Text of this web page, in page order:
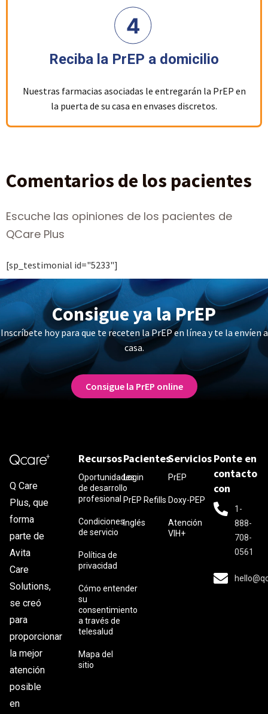
Reciba la PrEP a domicilio
Nuestras farmacias asociadas le entregarán la PrEP en
la puerta de su casa en envases discretos.
Comentarios de los pacientes
Escuche las opiniones de los pacientes de
QCare Plus
[sp_testimonial id="5233"]
Consigue ya la PrEP
Inscríbete hoy para que te receten la PrEP en línea y te la envíen a
casa.
Consigue la PrEP online
Q Care
Plus, que
forma
parte de
Avita
Care
Solutions,
se creó
para
proporcionar
la mejor
atención
posible
en
Recursos
Oportunidades
de desarrollo
profesional
Condiciones
de servicio
Política de
privacidad
Cómo entender
su
consentimiento
a través de
telesalud
Mapa del
sitio
Pacientes
Login
PrEP Refills
Inglés
Servicios
PrEP
Doxy-PEP
Atención
VIH+
Ponte en
contacto
con
1-
888-
708-
0561